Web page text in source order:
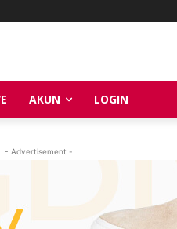
AKUN LOGIN
- Advertisement -